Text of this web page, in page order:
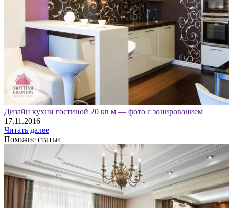
Дизайн кухни гостиной 20 кв м — фото с зонированием
17.11.2016
Читать далее
Похожие статьи